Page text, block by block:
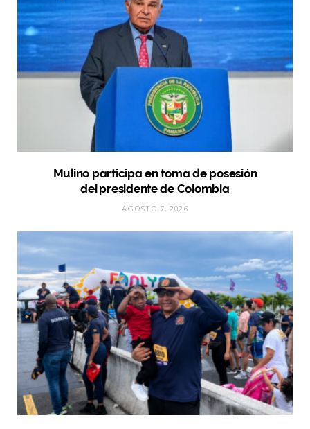
Mulino participa en toma de posesión
del presidente de Colombia
AGOSTO 7, 2026